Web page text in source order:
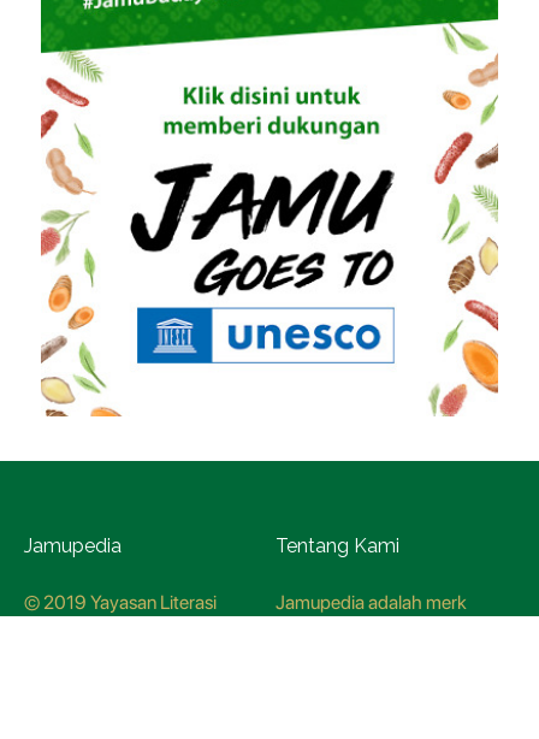
Jamupedia
© 2019 Yayasan Literasi
Tentang Kami
Jamupedia adalah merk